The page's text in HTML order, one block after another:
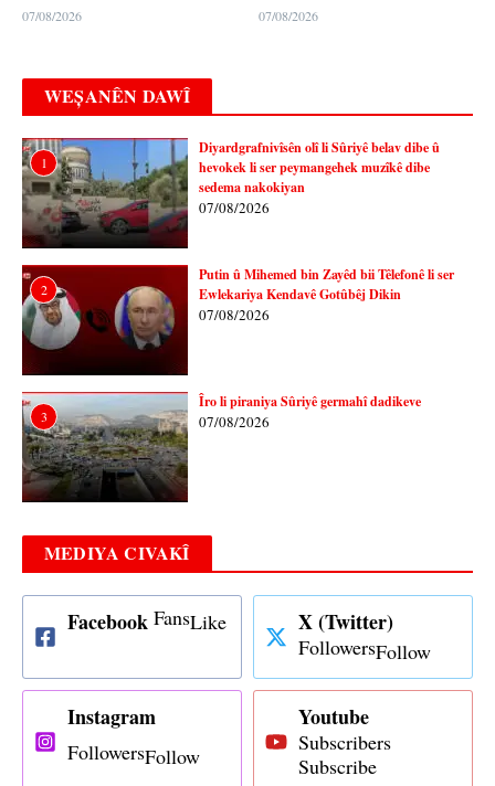
07/08/2026 07/08/2026
WEȘANÊN DAWÎ
1
Diyardgrafnivîsên olî li Sûriyê belav dibe û
hevokek li ser peymangehek muzîkê dibe
sedema nakokiyan
07/08/2026
2
Putin û Mihemed bin Zayêd bii Têlefonê li ser
Ewlekariya Kendavê Gotûbêj Dikin
07/08/2026
3
Îro li piraniya Sûriyê germahî dadikeve
07/08/2026
MEDIYA CIVAKÎ
Facebook FansLike X (Twitter)
FollowersFollow
Instagram
FollowersFollow
Youtube
Subscribers
Subscribe